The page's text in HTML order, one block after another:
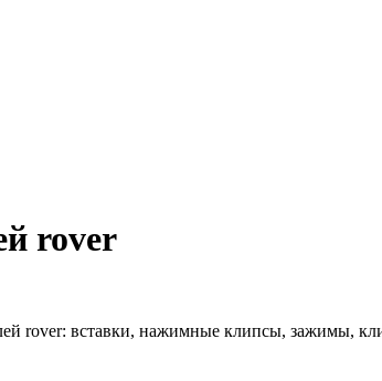
rover
rover: вставки, нажимные клипсы, зажимы,